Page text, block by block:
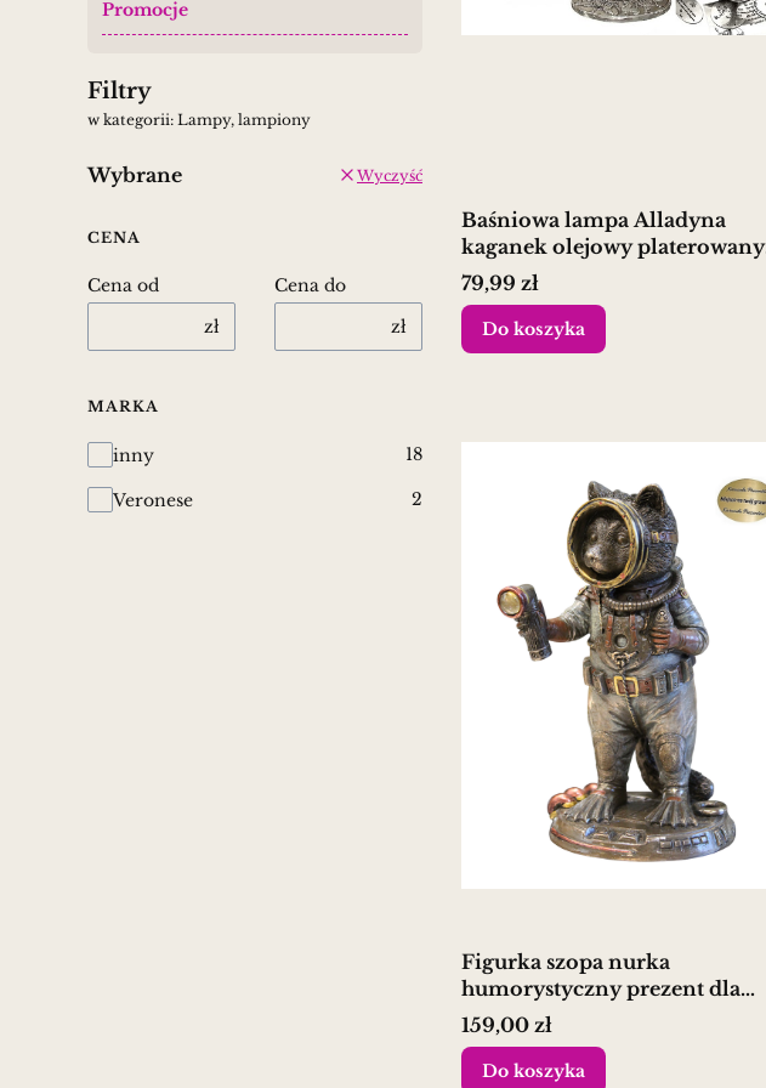
Promocje
Filtry
w kategorii: Lampy, lampiony
Wybrane Wyczyść
CENA
Cena od
zł
Cena do
zł
MARKA
Marka
inny 18
Veronese 2
Baśniowa lampa Alladyna
kaganek olejowy platerowany
srebrem grawer
Cena
79,99 zł
Do koszyka
Figurka szopa nurka
humorystyczny prezent dla
nurka i kursanta
Cena
159,00 zł
Do koszyka